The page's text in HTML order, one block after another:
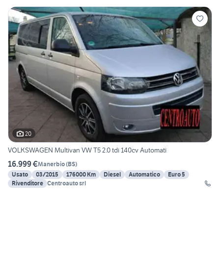
20
VOLKSWAGEN Multivan VW T5 2.0 tdi 140cv Automati
16.999 €Manerbio(BS)
Usato
03/2015 176000 Km Diesel Automatico
Euro 5
Rivenditore Centroauto srl